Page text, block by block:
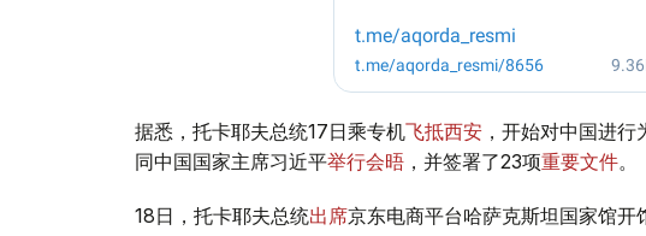
据悉，托卡耶夫总统17日乘专机飞抵西安 ，开始对中国进
同中国国家主席习近平举行会晤 ，并签署了23项重要文件。
18日，托卡耶夫总统出席京东电商平台哈萨克斯坦国家馆开